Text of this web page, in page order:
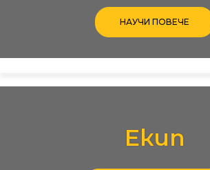
НАУЧИ ПОВЕЧЕ
Екип